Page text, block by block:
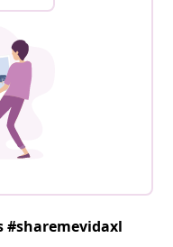
#sharemevidaxl